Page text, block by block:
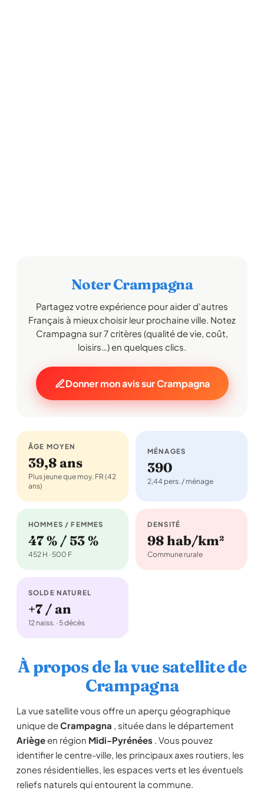
Noter Crampagna
Partagez votre expérience pour aider d'autres
Français à mieux choisir leur prochaine ville. Notez
Crampagna sur 7 critères (qualité de vie, coût,
loisirs…) en quelques clics.
Donner mon avis sur Crampagna
ÂGE MOYEN
39,8 ans
Plus jeune que moy. FR (42
ans)
MÉNAGES
390
2,44 pers. / ménage
HOMMES / FEMMES
47 % / 53 %
452 H · 500 F
DENSITÉ
98 hab/km²
Commune rurale
SOLDE NATUREL
+7 / an
12 naiss. · 5 décès
À propos de la vue satellite de
Crampagna
La vue satellite vous offre un aperçu géographique
unique deCrampagna , située dans le département
Ariègeen région Midi-Pyrénées . Vous pouvez
identifier le centre-ville, les principaux axes routiers, les
zones résidentielles, les espaces verts et les éventuels
reliefs naturels qui entourent la commune.